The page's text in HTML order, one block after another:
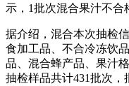
示，1批次混合果汁不合
据介绍，混合本次抽检
食加工品、不合冷冻饮
品、混合蜂产品、果汁格
抽检样品共计431批次，